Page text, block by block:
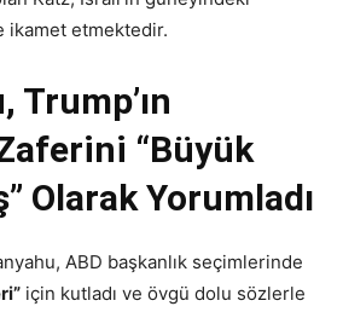
ikamet etmektedir.
Trump’ın
“Büyük
Olarak Yorumladı
ABD başkanlık seçimlerinde
için kutladı ve övgü dolu sözlerle